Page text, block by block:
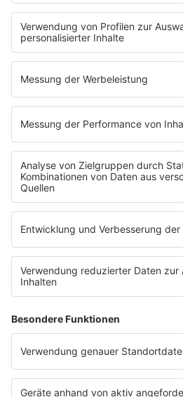
Schreibe auf:
Was habe ich getan?
Was ist objektiv passiert?
Was werte ich nur in
Sehr oft erkennst du: Das
passt nicht zu den Fakten.
3. Sprich mit Menschen, die
sehen
offen: „Wie erlebst du meine
ich gut, was kann ich
differenziertes Feedback
Selbstbewusstsein im Job
Vertiefende Impulse findest
„Ruinieren Selbstzweifel im
Ambitionen?“.